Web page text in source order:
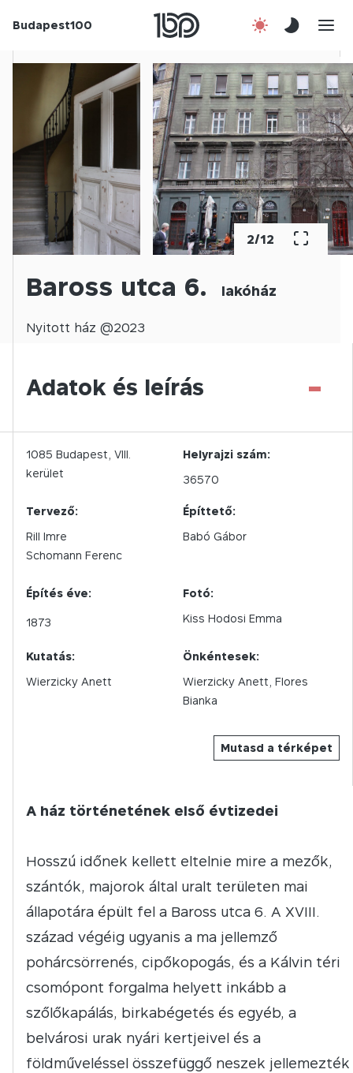
Budapest100
Csatlakozz!
Kapcsolat
En
3/12
Baross utca 6. lakóház
Nyitott ház @2023
Adatok és leírás -
Mutasd a térképet
1085 Budapest, VIII.
kerület
Helyrajzi szám:
36570
Tervező:
Rill Imre
Schomann Ferenc
Építtető:
Babó Gábor
Építés éve:
1873
Fotó:
Kiss Hodosi Emma
Kutatás:
Wierzicky Anett
Önkéntesek:
Wierzicky Anett, Flores
Bianka
A ház történetének első évtizedei
Hosszú időnek kellett eltelnie mire a mezők,
szántók, majorok által uralt területen mai
állapotára épült fel a Baross utca 6. A XVIII.
század végéig ugyanis a ma jellemző
pohárcsörrenés, cipőkopogás, és a Kálvin téri
csomópont forgalma helyett inkább a
szőlőkapálás, birkabégetés és egyéb, a
belvárosi urak nyári kertjeivel és a
földműveléssel összefüggő neszek jellemezték